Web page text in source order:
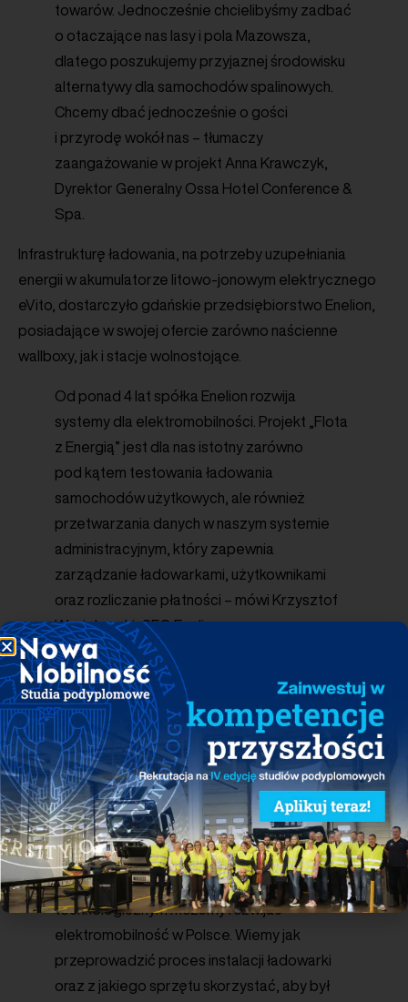
towarów. Jednocześnie chcielibyśmy zadbać
o otaczające nas lasy i pola Mazowsza,
dlatego poszukujemy przyjaznej środowisku
alternatywy dla samochodów spalinowych.
Chcemy dbać jednocześnie o gości
i przyrodę wokół nas – tłumaczy
zaangażowanie w projekt Anna Krawczyk,
Dyrektor Generalny Ossa Hotel Conference &
Spa.
Infrastrukturę ładowania, na potrzeby uzupełniania
energii w akumulatorze litowo-jonowym elektrycznego
eVito, dostarczyło gdańskie przedsiębiorstwo Enelion,
posiadające w swojej ofercie zarówno naścienne
wallboxy, jak i stacje wolnostojące.
Od ponad 4 lat spółka Enelion rozwija
systemy dla elektromobilności. Projekt „Flota
z Energią” jest dla nas istotny zarówno
pod kątem testowania ładowania
samochodów użytkowych, ale również
przetwarzania danych w naszym systemie
administracyjnym, który zapewnia
zarządzanie ładowarkami, użytkownikami
oraz rozliczanie płatności – mówi Krzysztof
Wasielewski, CEO Enelion.
Procesem logistycznym realizowanym w ramach badania
będzie zarządzać spółka Plus Flota, świadcząca usługi
optymalizacji wszystkich aspektów wykorzystania floty
samochodów osobowych oraz ciężarowych. Wsparcie
technologiczne projektu zapewni koncern energetyczny
ENGIE, jeden ze światowych liderów w zakresie dostaw
infrastruktury ładowania pojazdów elektrycznych,
właściciel marki EVBox.
Dzięki naszym rozwiązaniom
technologicznym możemy rozwijać
elektromobilność w Polsce. Wiemy jak
przeprowadzić proces instalacji ładowarki
oraz z jakiego sprzętu skorzystać, aby był